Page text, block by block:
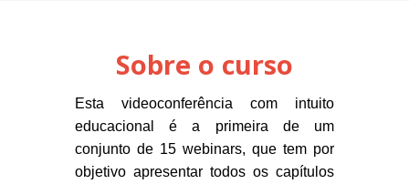
Sobre o curso
Esta videoconferência com intuito
educacional é a primeira de um
conjunto de 15 webinars, que tem por
objetivo apresentar todos os capítulos